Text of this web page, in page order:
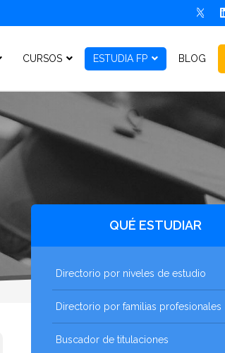
CURSOS ESTUDIA FP BLOG
QUÉ ESTUDIAR
Directorio por niveles de estudio
Directorio por familias profesionales
Buscador de titulaciones